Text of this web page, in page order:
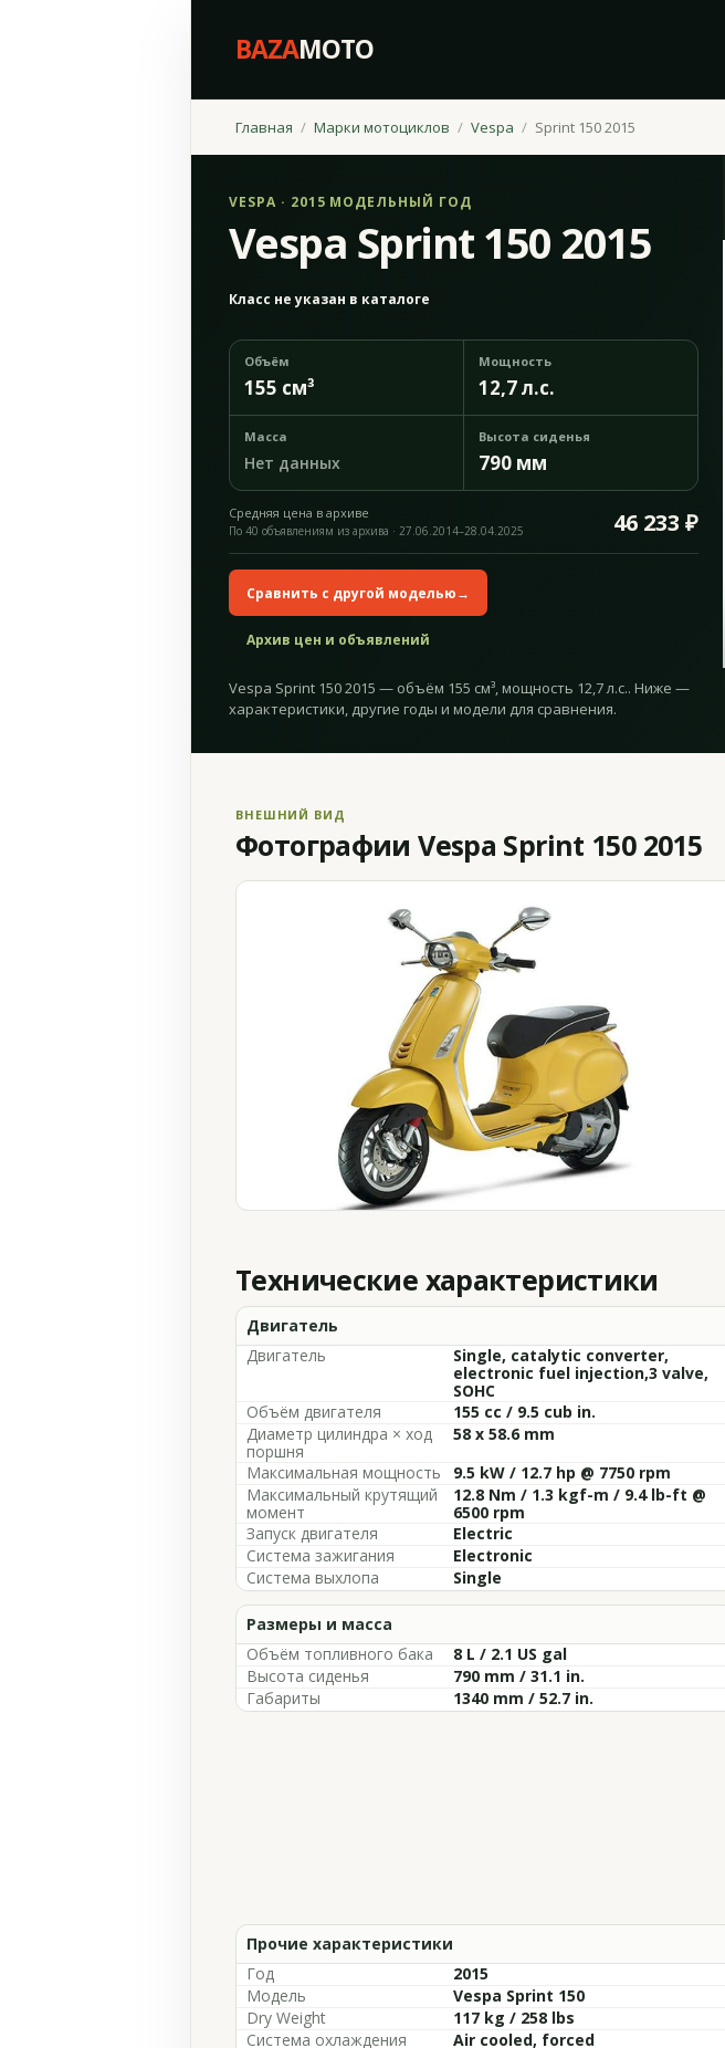
BAZAMOTO
Главная Марки мотоциклов Vespa Sprint 150 2015
VESPA · 2015 МОДЕЛЬНЫЙ ГОД
Vespa Sprint 150 2015
Класс не указан в каталоге
Объём
155 см³
Мощность
12,7 л.с.
Масса
Нет данных
Высота сиденья
790 мм
Средняя цена в архиве 46 233 ₽
По 40 объявлениям из архива · 27.06.2014–28.04.2025
Сравнить с другой моделью→
Архив цен и объявлений
Vespa Sprint 150 2015 — объём 155 см³, мощность 12,7 л.с.. Ниже —
характеристики, другие годы и модели для сравнения.
ВНЕШНИЙ ВИД
Фотографии Vespa Sprint 150 2015
Технические характеристики
Двигатель
Двигатель
Single, catalytic converter,
electronic fuel injection,3 valve,
SOHC
Объём двигателя
155 cc / 9.5 cub in.
Диаметр цилиндра × ход
поршня
58 x 58.6 mm
Максимальная мощность
9.5 kW / 12.7 hp @ 7750 rpm
Максимальный крутящий
момент
12.8 Nm / 1.3 kgf-m / 9.4 lb-ft @
6500 rpm
Запуск двигателя
Electric
Система зажигания
Electronic
Система выхлопа
Single
Размеры и масса
Объём топливного бака
8 L / 2.1 US gal
Высота сиденья
790 mm / 31.1 in.
Габариты
1340 mm / 52.7 in.
Прочие характеристики
Год
2015
Модель
Vespa Sprint 150
Dry Weight
117 kg / 258 lbs
Система охлаждения
Air cooled, forced